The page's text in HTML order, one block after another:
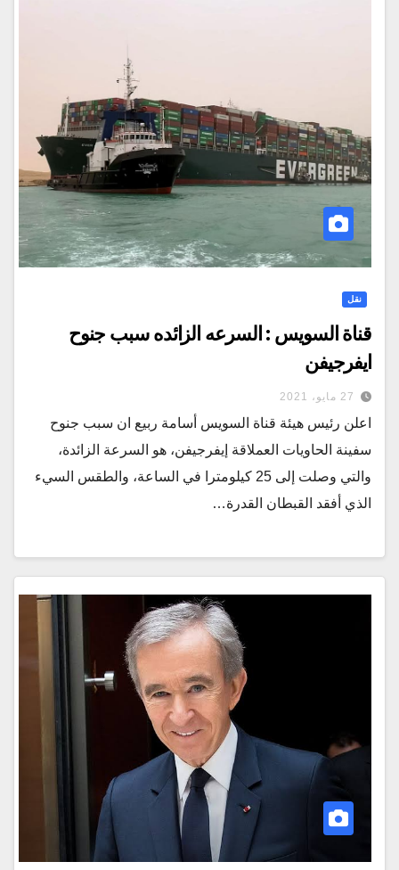
نقل
قناة السويس : السرعه الزائده سبب جنوح
ايفرجيفن
27 مايو، 2021
اعلن رئيس هيئة قناة السويس أسامة ربيع ان سبب جنوح
سفينة الحاويات العملاقة إيفرجيفن، هو السرعة الزائدة،
والتي وصلت إلى 25 كيلومترا في الساعة، والطقس السيء
الذي أفقد القبطان القدرة…